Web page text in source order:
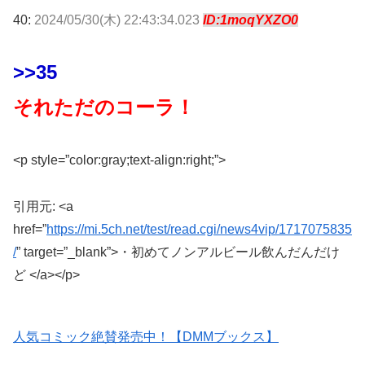
40: 2024/05/30(木) 22:43:34.023 ID:1moqYXZO0
>>35
それただのコーラ！
<p style=”color:gray;text-align:right;”>
引用元: <a
href=”https://mi.5ch.net/test/read.cgi/news4vip/1717075835
/” target=”_blank”>・初めてノンアルビール飲んだんだけ
ど </a></p>
人気コミック絶賛発売中！【DMMブックス】